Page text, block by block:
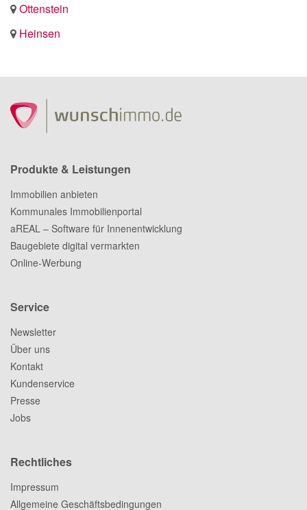
Ottenstein
Heinsen
Produkte & Leistungen
Immobilien anbieten
Kommunales Immobilienportal
aREAL – Software für Innenentwicklung
Baugebiete digital vermarkten
Online-Werbung
Service
Newsletter
Über uns
Kontakt
Kundenservice
Presse
Jobs
Rechtliches
Impressum
Allgemeine Geschäftsbedingungen